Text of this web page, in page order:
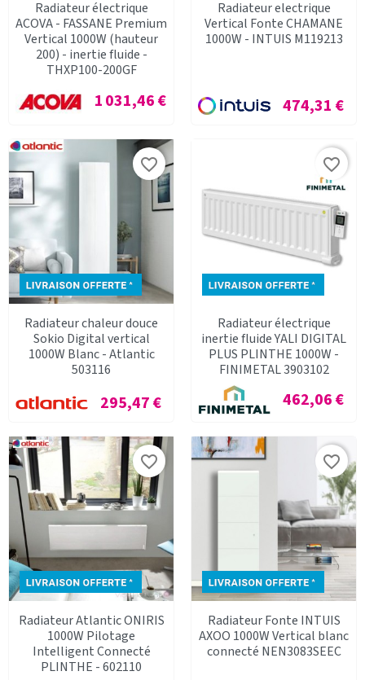
Radiateur électrique
ACOVA - FASSANE Premium
Vertical 1000W (hauteur
200) - inertie fluide -
THXP100-200GF
Prix
1 031,46 €
Radiateur electrique
Vertical Fonte CHAMANE
1000W - INTUIS M119213
Prix
474,31 €
Radiateur chaleur douce
Sokio Digital vertical
1000W Blanc - Atlantic
503116
Prix
295,47 €
favorite_border
Radiateur électrique
inertie fluide YALI DIGITAL
PLUS PLINTHE 1000W -
FINIMETAL 3903102
Prix
462,06 €
favorite_border
Radiateur Atlantic ONIRIS
1000W Pilotage
Intelligent Connecté
PLINTHE - 602110
favorite_border
Radiateur Fonte INTUIS
AXOO 1000W Vertical blanc
connecté NEN3083SEEC
favorite_border